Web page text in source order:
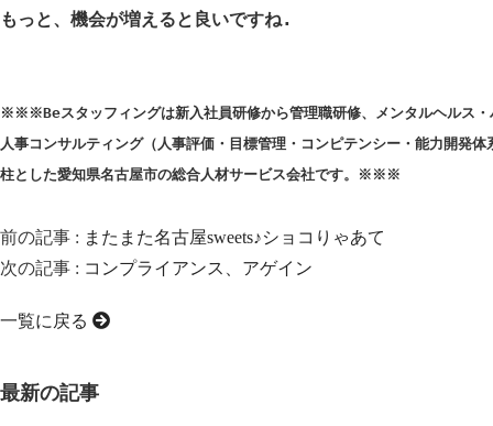
もっと、機会が増えると良いですね.
※※※Beスタッフィングは新入社員研修から管理職研修、メンタルヘルス・
人事コンサルティング（人事評価・目標管理・コンピテンシー・能力開発
柱とした愛知県名古屋市の総合人材サービス会社です。※※※
前の記事 : またまた名古屋sweets♪ショコりゃあて
次の記事 : コンプライアンス、アゲイン
一覧に戻る
最新の記事